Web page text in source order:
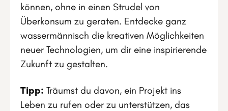
können, ohne in einen Strudel von
Überkonsum zu geraten. Entdecke ganz
wassermännisch die kreativen Möglichkeiten
neuer Technologien, um dir eine inspirierende
Zukunft zu gestalten.
Tipp: Träumst du davon, ein Projekt ins
Leben zu rufen oder zu unterstützen, das